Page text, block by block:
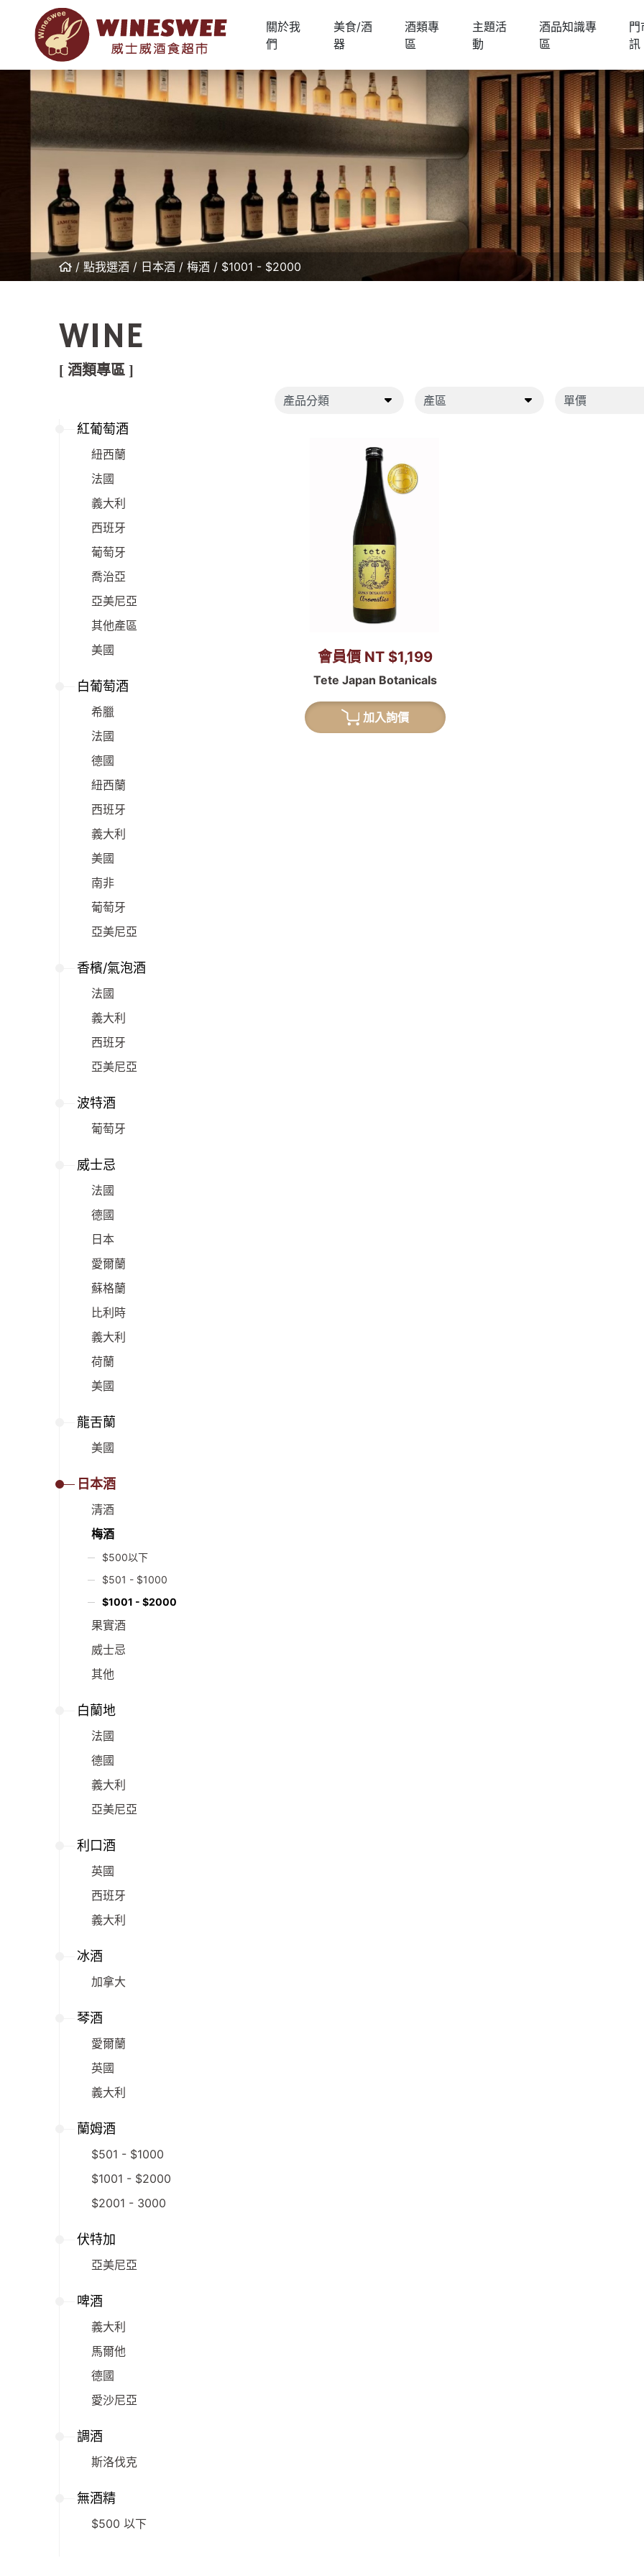
關於我
們
美食/酒
器
酒類專
區
主題活
動
酒品知識專
區
門
訊
點我選酒 日本酒 梅酒 $1001 - $2000
WINE
[ 酒類專區 ]
紅葡萄酒
紐西蘭
法國
義大利
西班牙
葡萄牙
喬治亞
亞美尼亞
其他產區
美國
白葡萄酒
希臘
法國
德國
紐西蘭
西班牙
義大利
美國
南非
葡萄牙
亞美尼亞
香檳/氣泡酒
法國
義大利
西班牙
亞美尼亞
波特酒
葡萄牙
威士忌
法國
德國
日本
愛爾蘭
蘇格蘭
比利時
義大利
荷蘭
美國
龍舌蘭
美國
日本酒
清酒
梅酒
$500以下
$501 - $1000
$1001 - $2000
果實酒
威士忌
其他
白蘭地
法國
德國
義大利
亞美尼亞
利口酒
英國
西班牙
義大利
冰酒
加拿大
琴酒
愛爾蘭
英國
義大利
蘭姆酒
$501 - $1000
$1001 - $2000
$2001 - 3000
伏特加
亞美尼亞
啤酒
義大利
馬爾他
德國
愛沙尼亞
調酒
斯洛伐克
無酒精
$500 以下
會員價 NT $1,199
Tete Japan Botanicals
加入詢價